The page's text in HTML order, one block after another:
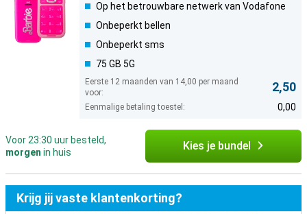
Op het betrouwbare netwerk van Vodafone
Onbeperkt bellen
Onbeperkt sms
75 GB 5G
Eerste 12 maanden van 14,00 per maand
voor:
2,50
Eenmalige betaling toestel: 0,00
Voor 23:30 uur besteld,
morgen in huis Kies je bundel
Krijg jij vaste klantenkorting?